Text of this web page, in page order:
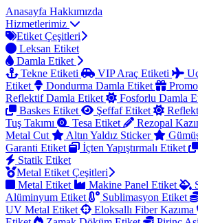
Anasayfa Hakkımızda
Hizmetlerimiz
Etiket Çeşitleri
Leksan Etiket
Damla Etiket
Tekne Etiketi
VIP Araç Etiketi
Etiket
Dondurma Damla Etiket
Reflektif Damla Etiket
Fosforlu Damla
Baskes Etiket
Şeffaf Etiket
Tuş Takımı
Tesa Etiket Rezopal
Metal Cut
Altın Yaldız Sticker
Garanti Etiket
İçten Yapıştırmalı Etiket
Statik Etiket
Metal Etiket Çeşitleri
Metal Etiket
Makine Panel Etiket
Alüminyum Etiket
Sublimasyon Etiket
UV Metal Etiket
Eloksallı Fiber Kazıma